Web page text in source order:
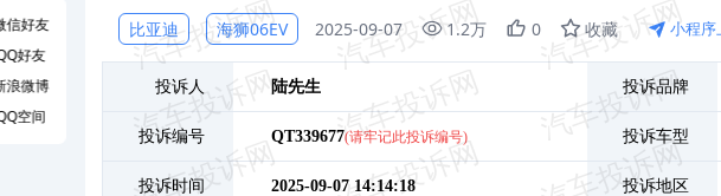
比亚迪 海狮06EV 2025-09-07 1.2万 0 收藏 小程序
投诉人 陆先生 投诉品牌
投诉编号 QT339677(请牢记此投诉编号) 投诉车型
投诉时间 2025-09-07 14:14:18 投诉地区
信好友
好友
浪微博
空间